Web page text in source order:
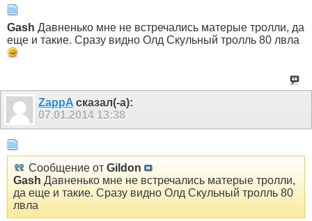
Gash Давненько мне не встречались матерые тролли, да
еще и такие. Сразу видно Олд Скульный тролль 80 лвла
ZappA сказал(-а):
07.01.2014 13:38
Сообщение от Gildon
Gash Давненько мне не встречались матерые тролли,
да еще и такие. Сразу видно Олд Скульный тролль 80
лвла